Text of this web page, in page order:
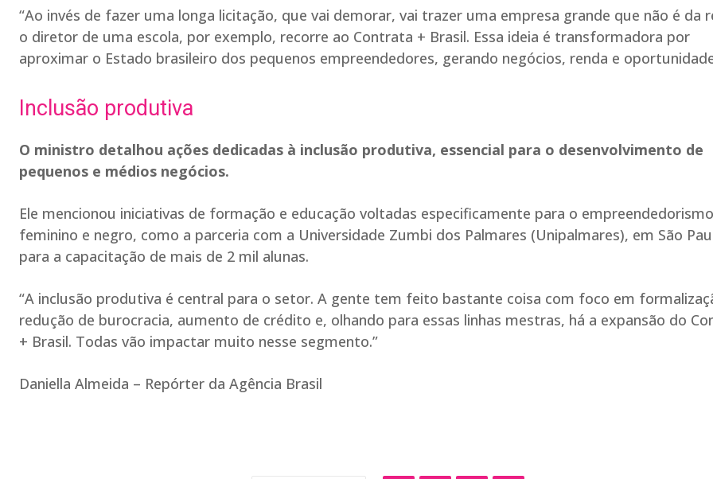
“Ao invés de fazer uma longa licitação, que vai demorar, vai trazer uma empresa grande que não é da
o diretor de uma escola, por exemplo, recorre ao Contrata + Brasil. Essa ideia é transformadora por
aproximar o Estado brasileiro dos pequenos empreendedores, gerando negócios, renda e
Inclusão produtiva
O ministro detalhou ações dedicadas à inclusão produtiva, essencial para o desenvolvimento de
pequenos e médios negócios.
Ele mencionou iniciativas de formação e educação voltadas especificamente para o empreendedorismo
feminino e negro, como a parceria com a Universidade Zumbi dos Palmares (Unipalmares), em São
para a capacitação de mais de 2 mil alunas.
“A inclusão produtiva é central para o setor. A gente tem feito bastante coisa com foco em
redução de burocracia, aumento de crédito e, olhando para essas linhas mestras, há a expansão do
+ Brasil. Todas vão impactar muito nesse segmento.”
Daniella Almeida – Repórter da Agência Brasil